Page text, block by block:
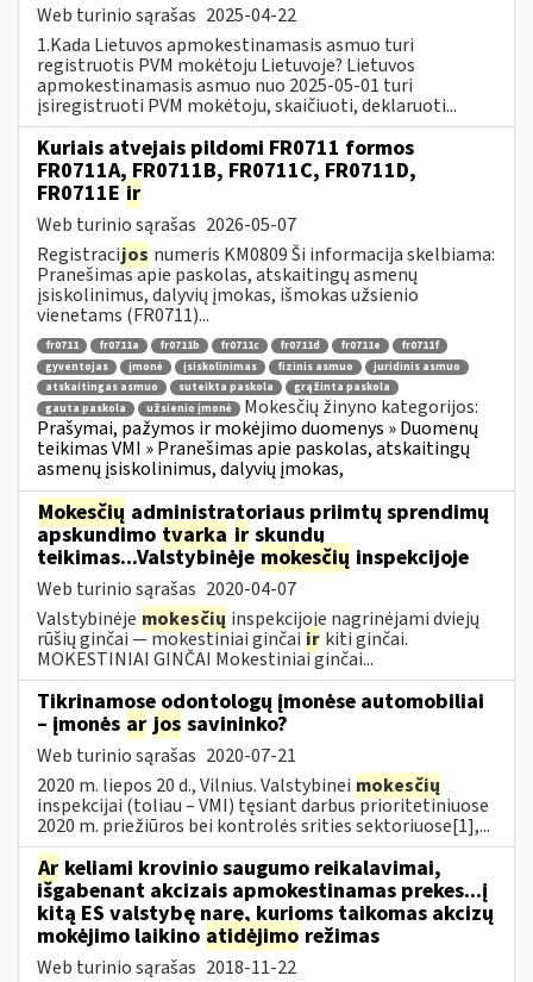
Web turinio sąrašas 2025-04-22
1.Kada Lietuvos apmokestinamasis asmuo turi
registruotis PVM mokėtoju Lietuvoje? Lietuvos
apmokestinamasis asmuo nuo 2025-05-01 turi
įsiregistruoti PVM mokėtoju, skaičiuoti, deklaruoti...
Kuriais atvejais pildomi FR0711 formos
FR0711A, FR0711B, FR0711C, FR0711D,
FR0711E ir
Web turinio sąrašas 2026-05-07
Registracijos numeris KM0809 Ši informacija skelbiama:
Pranešimas apie paskolas, atskaitingų asmenų
įsiskolinimus, dalyvių įmokas, išmokas užsienio
vienetams (FR0711)...
fr0711 fr0711a fr0711b fr0711c fr0711d fr0711e
fr0711f
gyventojas
įmonė įsiskolinimas fizinis asmuo
juridinis asmuo
atskaitingas asmuo
suteikta paskola
grąžinta paskola
gauta paskola
užsienio įmonė
Mokesčių žinyno kategorijos:
Prašymai, pažymos ir mokėjimo duomenys » Duomenų
teikimas VMI » Pranešimas apie paskolas, atskaitingų
asmenų įsiskolinimus, dalyvių įmokas,
Mokesčių administratoriaus priimtų sprendimų
apskundimo tvarka ir skundų
teikimas...Valstybinėje mokesčių inspekcijoje
Web turinio sąrašas 2020-04-07
Valstybinėje mokesčių inspekcijoje nagrinėjami dviejų
rūšių ginčai — mokestiniai ginčai ir kiti ginčai.
MOKESTINIAI GINČAI Mokestiniai ginčai...
Tikrinamose odontologų įmonėse automobiliai
– įmonės ar jos savininko?
Web turinio sąrašas 2020-07-21
2020 m. liepos 20 d., Vilnius. Valstybinei mokesčių
inspekcijai (toliau – VMI) tęsiant darbus prioritetiniuose
2020 m. priežiūros bei kontrolės srities sektoriuose[1],...
Ar keliami krovinio saugumo reikalavimai,
išgabenant akcizais apmokestinamas prekes...į
kitą ES valstybę narę, kurioms taikomas akcizų
mokėjimo laikino atidėjimo režimas
Web turinio sąrašas 2018-11-22